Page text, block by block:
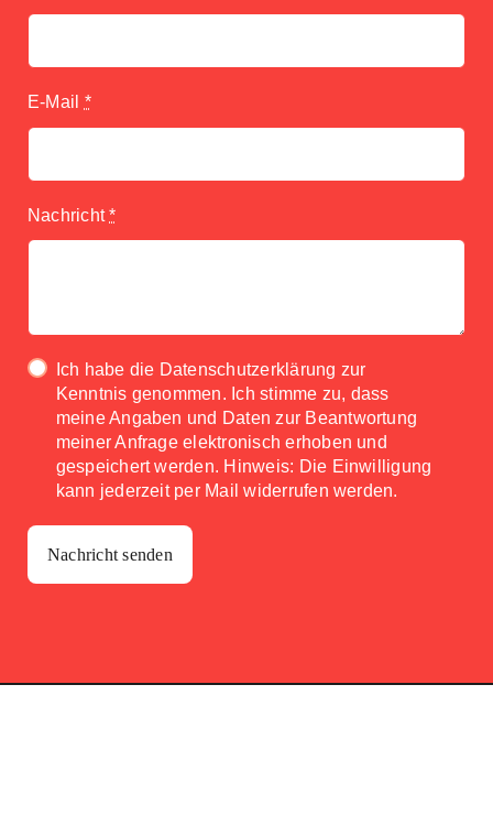
E-Mail *
Nachricht*
Ich habe die Datenschutzerklärung zur
Kenntnis genommen. Ich stimme zu, dass
meine Angaben und Daten zur Beantwortung
meiner Anfrage elektronisch erhoben und
gespeichert werden. Hinweis: Die Einwilligung
kann jederzeit per Mail widerrufen werden.
Nachricht senden